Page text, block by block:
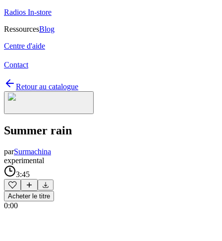
Radios In-store
RessourcesBlog
Centre d'aide
Contact
Retour au catalogue
Summer rain
parSurmachina
experimental
3:45
Acheter le titre
0:00